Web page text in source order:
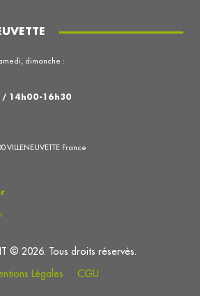
France
dimanche :
14h00-16h30
© 2026. Tous droits réservés.
Légales
CGU